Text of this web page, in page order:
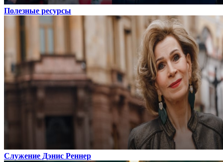
Полезные ресурсы
Служение Дэнис Реннер